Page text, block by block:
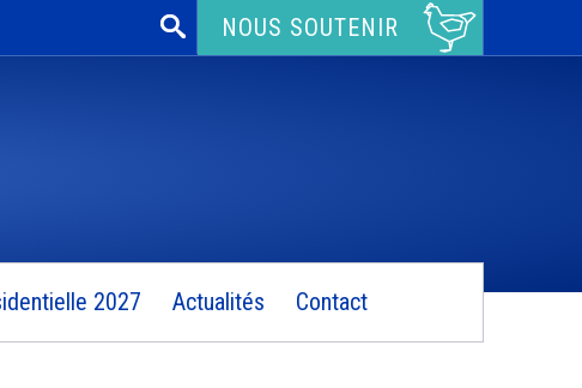
Rechercher :NOUS SOUTENIR
2027 Actualités Contact